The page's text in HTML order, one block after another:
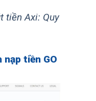
tiền Axi: Quy
tiền GO